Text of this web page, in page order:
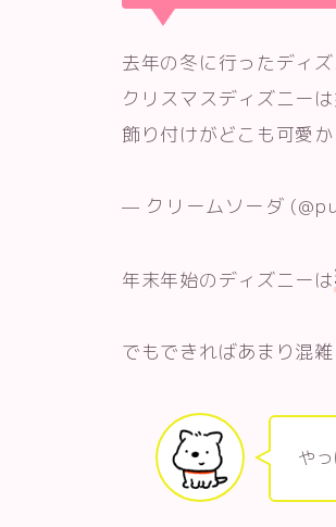
去年の冬に行ったディズ
クリスマスディズニーは
飾り付けがどこも可愛
— クリームソーダ
年末年始のディズニーは
でもできればあまり混
や